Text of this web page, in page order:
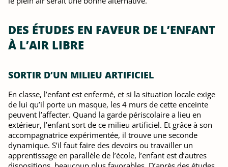
DES ÉTUDES EN FAVEUR DE L’ENFANT
À L’AIR LIBRE
SORTIR D’UN MILIEU ARTIFICIEL
En classe, l’enfant est enfermé, et si la situation locale exige
de lui qu’il porte un masque, les 4 murs de cette enceinte
peuvent l’affecter. Quand la garde périscolaire a lieu en
extérieur, l’enfant sort de ce milieu artificiel. Et grâce à son
accompagnatrice expérimentée, il trouve une seconde
dynamique. S’il faut faire des devoirs ou travailler un
apprentissage en parallèle de l’école, l’enfant est d’autres